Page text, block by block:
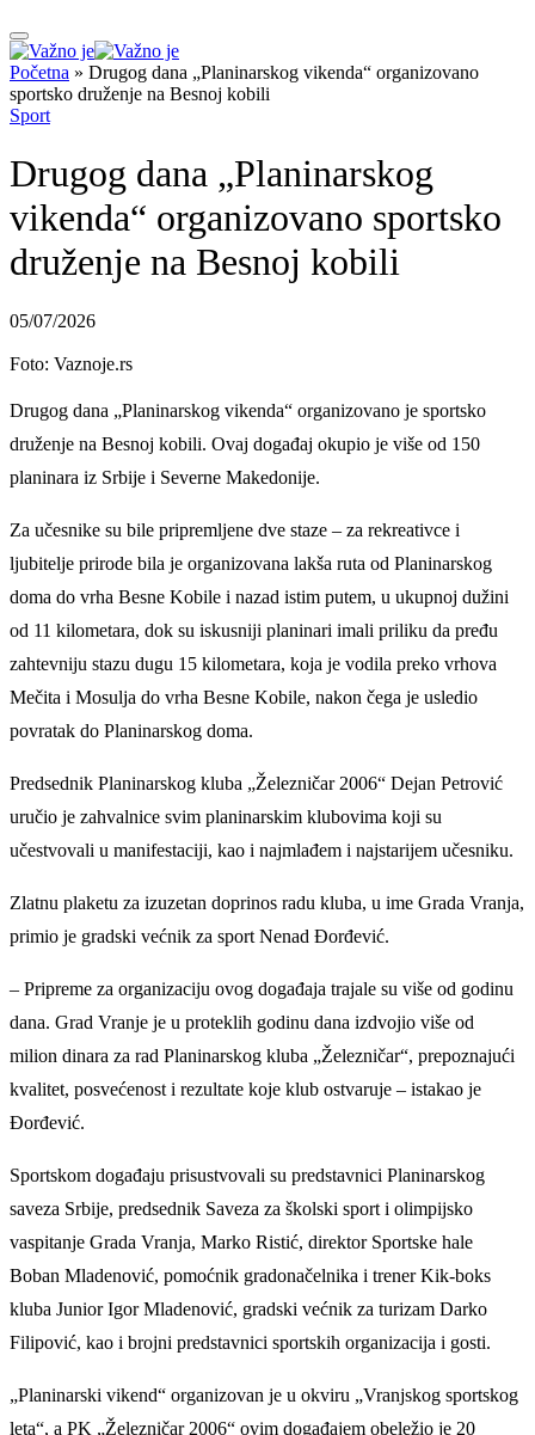
Početna » Drugog dana „Planinarskog vikenda“ organizovano
sportsko druženje na Besnoj kobili
Sport
Drugog dana „Planinarskog
vikenda“ organizovano sportsko
druženje na Besnoj kobili
05/07/2026
Foto: Vaznoje.rs
Drugog dana „Planinarskog vikenda“ organizovano je sportsko
druženje na Besnoj kobili. Ovaj događaj okupio je više od 150
planinara iz Srbije i Severne Makedonije.
Za učesnike su bile pripremljene dve staze – za rekreativce i
ljubitelje prirode bila je organizovana lakša ruta od Planinarskog
doma do vrha Besne Kobile i nazad istim putem, u ukupnoj dužini
od 11 kilometara, dok su iskusniji planinari imali priliku da pređu
zahtevniju stazu dugu 15 kilometara, koja je vodila preko vrhova
Mečita i Mosulja do vrha Besne Kobile, nakon čega je usledio
povratak do Planinarskog doma.
Predsednik Planinarskog kluba „Železničar 2006“ Dejan Petrović
uručio je zahvalnice svim planinarskim klubovima koji su
učestvovali u manifestaciji, kao i najmlađem i najstarijem učesniku.
Zlatnu plaketu za izuzetan doprinos radu kluba, u ime Grada Vranja,
primio je gradski većnik za sport Nenad Đorđević.
– Pripreme za organizaciju ovog događaja trajale su više od godinu
dana. Grad Vranje je u proteklih godinu dana izdvojio više od
milion dinara za rad Planinarskog kluba „Železničar“, prepoznajući
kvalitet, posvećenost i rezultate koje klub ostvaruje – istakao je
Đorđević.
Sportskom događaju prisustvovali su predstavnici Planinarskog
saveza Srbije, predsednik Saveza za školski sport i olimpijsko
vaspitanje Grada Vranja, Marko Ristić, direktor Sportske hale
Boban Mladenović, pomoćnik gradonačelnika i trener Kik-boks
kluba Junior Igor Mladenović, gradski većnik za turizam Darko
Filipović, kao i brojni predstavnici sportskih organizacija i gosti.
„Planinarski vikend“ organizovan je u okviru „Vranjskog sportskog
leta“, a PK „Železničar 2006“ ovim događajem obeležio je 20